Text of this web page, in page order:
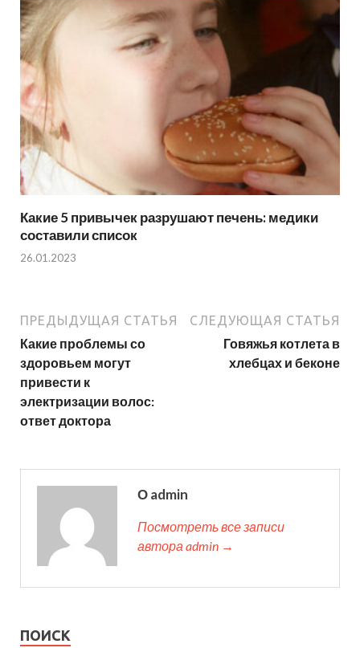
Какие 5 привычек разрушают печень: медики
составили список
26.01.2023
ПРЕДЫДУЩАЯ СТАТЬЯ
Какие проблемы со
здоровьем могут
привести к
электризации волос:
ответ доктора
СЛЕДУЮЩАЯ СТАТЬЯ
Говяжья котлета в
хлебцах и беконе
О admin
Посмотреть все записи
автора admin →
ПОИСК